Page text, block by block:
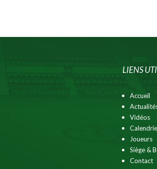
LIENS
Accueil
Vidéos
Joueurs
Siège &
Contact